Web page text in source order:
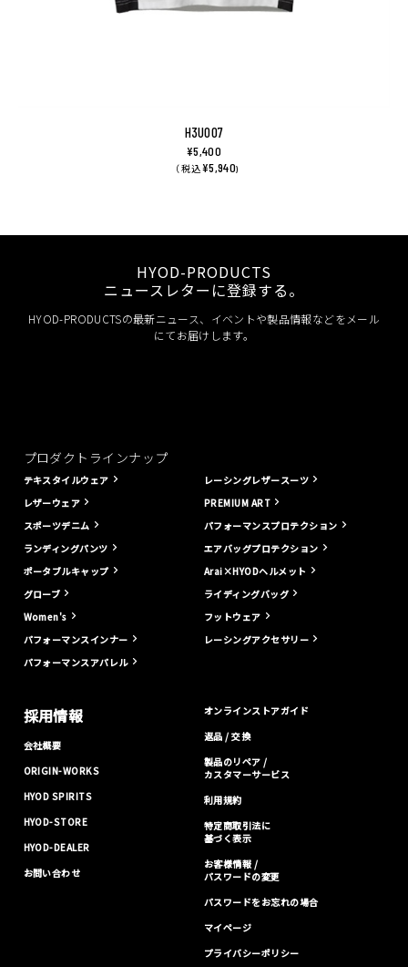
H3U007
¥5,400
（ 税込¥5,940)
HYOD-PRODUCTS
ニュースレターに登録する。
HYOD-PRODUCTSの最新ニュース、イベントや製品情報などをメール
にてお届けします。
プロダクトラインナップ
テキスタイルウェア
レザーウェア
スポーツデニム
ランディングパンツ
ポータブルキャップ
グローブ
Women's
パフォーマンスインナー
パフォーマンスアパレル
レーシングレザースーツ
PREMIUM ART
パフォーマンスプロテクション
エアバッグプロテクション
Arai×HYODヘルメット
ライディングバッグ
フットウェア
レーシングアクセサリー
採用情報
会社概要
ORIGIN-WORKS
HYOD SPIRITS
HYOD-STORE
HYOD-DEALER
お問い合わせ
オンラインストアガイド
返品 / 交換
製品のリペア /
カスタマーサービス
利用規約
特定商取引法に
基づく表示
お客様情報 /
パスワードの変更
パスワードをお忘れの場合
マイページ
プライバシーポリシー